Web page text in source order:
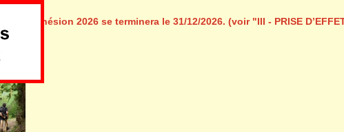
adhésion 2026 se terminera le 31/12/2026. (voir "III - PRISE